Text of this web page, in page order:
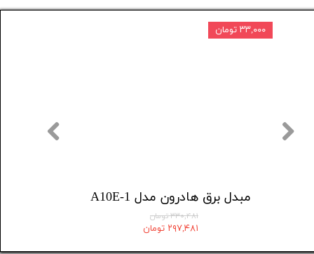
مبدل برق هادرون مدل A10E-1
۳۳۰,۴۸۱ تومان
۲۹۷,۴۸۱ تومان
۳۳,۰۰۰ تومان